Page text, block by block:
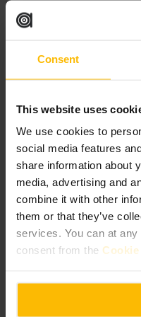
Consent
This website uses
We use cookies to
social media features
share information about
media, advertising and
combine it with other
them or that they’ve
services. You can at
consent from the
مناسب لـ
مطاعم_لندن
زجاجية، خيارات طعام من
كبير لموظفي المكاتب خلال
خطط لزيارتك
توجه بعد الظهر لغداء سريع مع
بين الأرصفة والجسور. إذا
لعشاء في مطعم مزدحم. اجمع
https://